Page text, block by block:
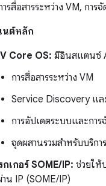
รสื่อสารระหว่าง VM, การ
นต์หลัก
Core OS: มีอินสแตนซ์
การสื่อสารระหว่าง VM
Service Discovery แล
การอัปเดตระบบและการ
จุดผสานรวมสำหรับบริก
กเกอร์ SOME/IP: ช่วยให้
าน IP (SOME/IP)